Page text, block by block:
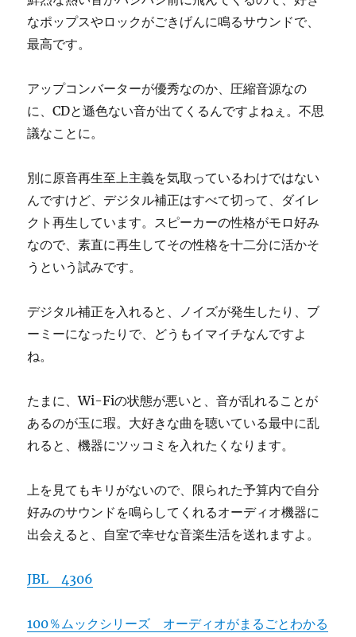
なポップスやロックがごきげんに鳴るサウンドで、
最高です。
アップコンバーターが優秀なのか、圧縮音源なの
に、CDと遜色ない音が出てくるんですよねぇ。不思
議なことに。
別に原音再生至上主義を気取っているわけではない
んですけど、デジタル補正はすべて切って、ダイレ
クト再生しています。スピーカーの性格がモロ好み
なので、素直に再生してその性格を十二分に活かそ
うという試みです。
デジタル補正を入れると、ノイズが発生したり、ブ
ーミーになったりで、どうもイマイチなんですよ
ね。
たまに、Wi-Fiの状態が悪いと、音が乱れることが
あるのが玉に瑕。大好きな曲を聴いている最中に乱
れると、機器にツッコミを入れたくなります。
上を見てもキリがないので、限られた予算内で自分
好みのサウンドを鳴らしてくれるオーディオ機器に
出会えると、自室で幸せな音楽生活を送れますよ。
JBL 4306
100％ムックシリーズ オーディオがまるごとわかる